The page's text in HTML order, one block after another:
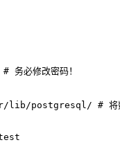
必修改密码！
postgresql/ # 将数